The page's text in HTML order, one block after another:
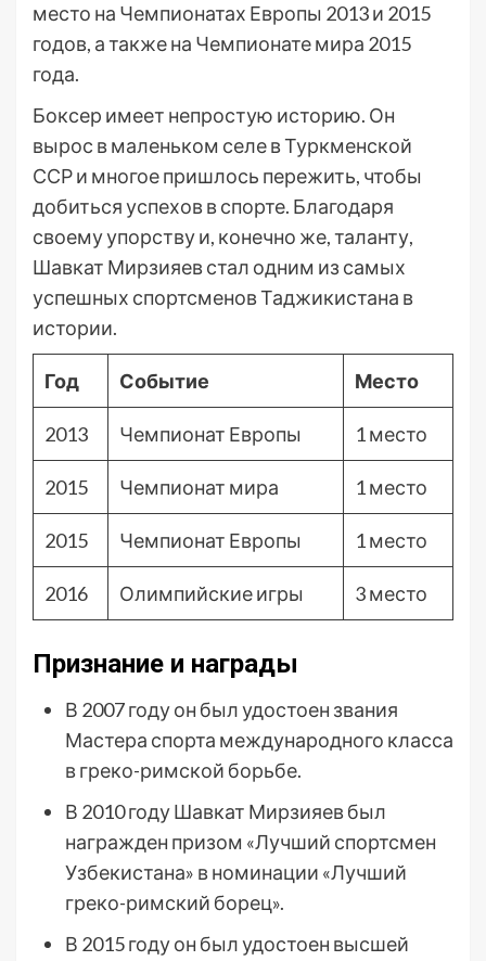
место на Чемпионатах Европы 2013 и 2015
годов, а также на Чемпионате мира 2015
года.
Боксер имеет непростую историю. Он
вырос в маленьком селе в Туркменской
ССР и многое пришлось пережить, чтобы
добиться успехов в спорте. Благодаря
своему упорству и, конечно же, таланту,
Шавкат Мирзияев стал одним из самых
успешных спортсменов Таджикистана в
истории.
Год Событие Место
2013 Чемпионат Европы 1 место
2015 Чемпионат мира 1 место
2015 Чемпионат Европы 1 место
2016 Олимпийские игры 3 место
Признание и награды
В 2007 году он был удостоен звания
Мастера спорта международного класса
в греко-римской борьбе.
В 2010 году Шавкат Мирзияев был
награжден призом «Лучший спортсмен
Узбекистана» в номинации «Лучший
греко-римский борец».
В 2015 году он был удостоен высшей